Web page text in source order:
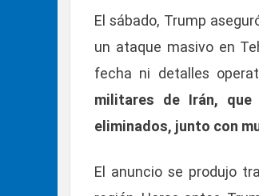
El sábado, Trump
un ataque masivo en
fecha ni detalles
militares de Irán,
eliminados, junto con
El anuncio se produjo